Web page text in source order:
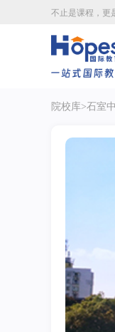
不止是课程，更
院校库>石室